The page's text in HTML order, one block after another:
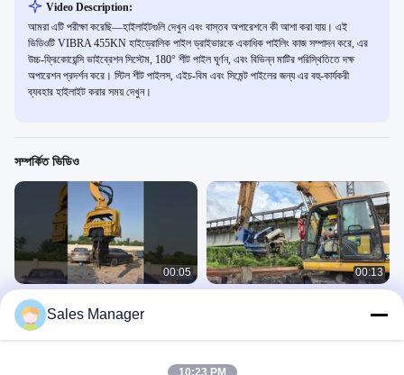
Video Description:
আমরা এটি পরীক্ষা করেছি—হাইলাইটগুলি দেখুন এবং বাস্তব অপারেশনে কী আশা করা যায়। এই
ভিডিওটি VIBRA 455KN হাইড্রোলিক পাইল ড্রাইভারকে একাধিক পাইলিং কাজ সম্পাদন করে, এর
উচ্চ-ফ্রিকোয়েন্সি ভাইব্রেশন সিস্টেম, 180° শীট পাইল ঘূর্ণন, এবং বিভিন্ন মাটির পরিস্থিতিতে দক্ষ
অপারেশন প্রদর্শন করে। স্টিল শীট পাইলস, এইচ-বিম এবং সিমেন্ট পাইলের জন্য এর বহু-কার্যকরী
ব্যবহার হাইলাইট করার সময় দেখুন।
সম্পর্কিত ভিডিও
00:05
কাস্টমাইজড রঙ এবং কর্মক্ষমতা জন্য 360 ডিগ্রী
ঘূর্ণন 30-33 টন পিল ড্রাইভার
৩৬০ পিল ড্রাইভার
00:13
Sales Manager
10:23 PM